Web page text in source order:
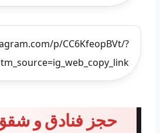
p/CC6KfeopBVt/?
حجز فنادق و